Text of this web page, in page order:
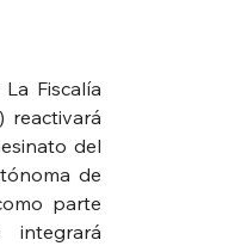
Fiscalía
reactivará
del
de
parte